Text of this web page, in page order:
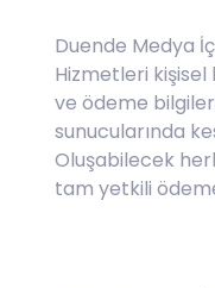
Duende Medya
Hizmetleri
ve ödeme
sunucularında
Oluşabilecek
tam yetkili